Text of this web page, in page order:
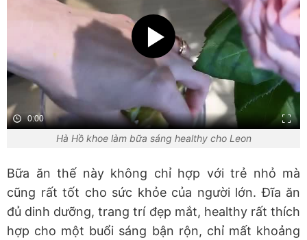
0:00
Hà Hồ khoe làm bữa sáng healthy cho Leon
Bữa ăn thế này không chỉ hợp với trẻ nhỏ mà
cũng rất tốt cho sức khỏe của người lớn. Đĩa ăn
đủ dinh dưỡng, trang trí đẹp mắt, healthy rất thích
hợp cho một buổi sáng bận rộn, chỉ mất khoảng